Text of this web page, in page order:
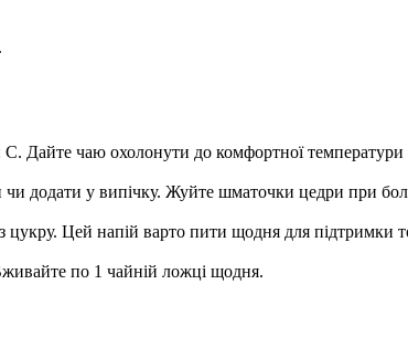
Дайте чаю охолонути до комфортної температури
додати у випічку. Жуйте шматочки цедри при
Цей напій варто пити щодня для підтримки
по 1 чайній ложці щодня.